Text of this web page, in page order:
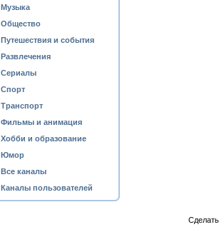
Музыка
Общество
Путешествия и события
Развлечения
Сериалы
Спорт
Транспорт
Фильмы и анимация
Хобби и образование
Юмор
Все каналы
Каналы пользователей